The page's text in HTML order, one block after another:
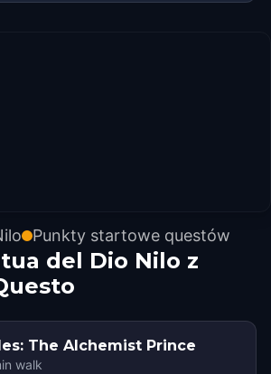
Punkty startowe questów
del Dio Nilo z
The Alchemist Prince
walk